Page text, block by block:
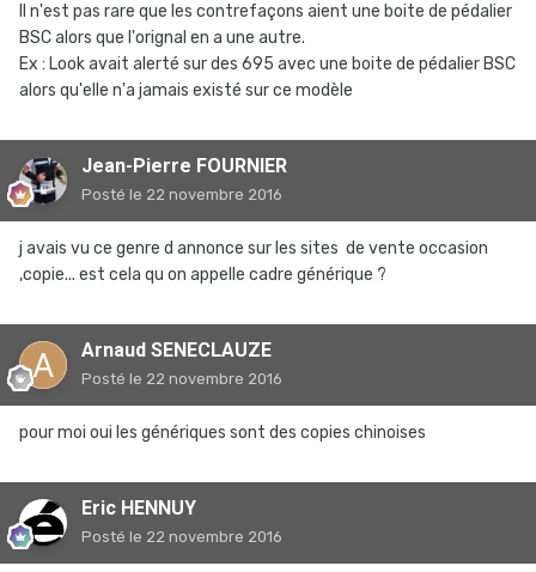
Il n'est pas rare que les contrefaçons aient une boite de pédalier
BSC alors que l'orignal en a une autre.
Ex : Look avait alerté sur des 695 avec une boite de pédalier BSC
alors qu'elle n'a jamais existé sur ce modèle
Jean-Pierre FOURNIER
Posté le 22 novembre 2016
j avais vu ce genre d annonce sur les sites de vente occasion
,copie... est cela qu on appelle cadre générique ?
Arnaud SENECLAUZE
Posté le 22 novembre 2016
pour moi oui les génériques sont des copies chinoises
Eric HENNUY
Posté le 22 novembre 2016